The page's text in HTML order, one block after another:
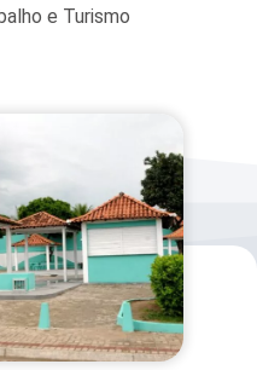
e Turismo